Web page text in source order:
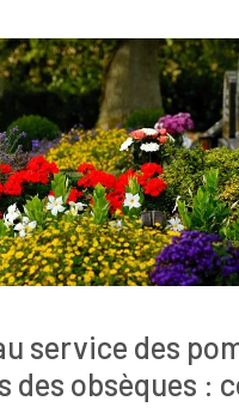
service des
obsèques :